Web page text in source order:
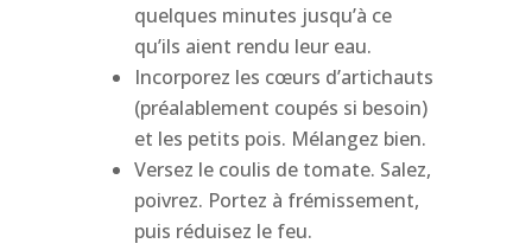
quelques minutes jusqu’à ce
qu’ils aient rendu leur eau.
Incorporez les cœurs d’artichauts
(préalablement coupés si besoin)
et les petits pois. Mélangez bien.
Versez le coulis de tomate. Salez,
poivrez. Portez à frémissement,
puis réduisez le feu.